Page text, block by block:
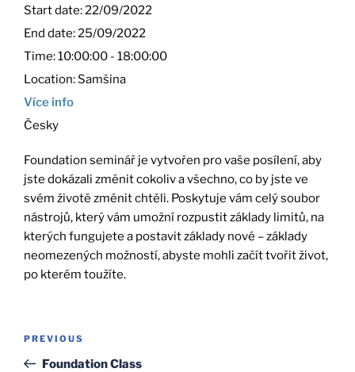
Start date: 22/09/2022
End date: 25/09/2022
Time:10:00:00 - 18:00:00
Location:Samšina
Více info
Česky
Foundation seminář je vytvořen pro vaše posílení, aby
jste dokázali změnit cokoliv a všechno, co by jste ve
svém životě změnit chtěli. Poskytuje vám celý soubor
nástrojů, který vám umožní rozpustit základy limitů, na
kterých fungujete a postavit základy nové – základy
neomezených možností, abyste mohli začít tvořit život,
po kterém toužíte.
Previous
Post
PREVIOUS
Foundation Class